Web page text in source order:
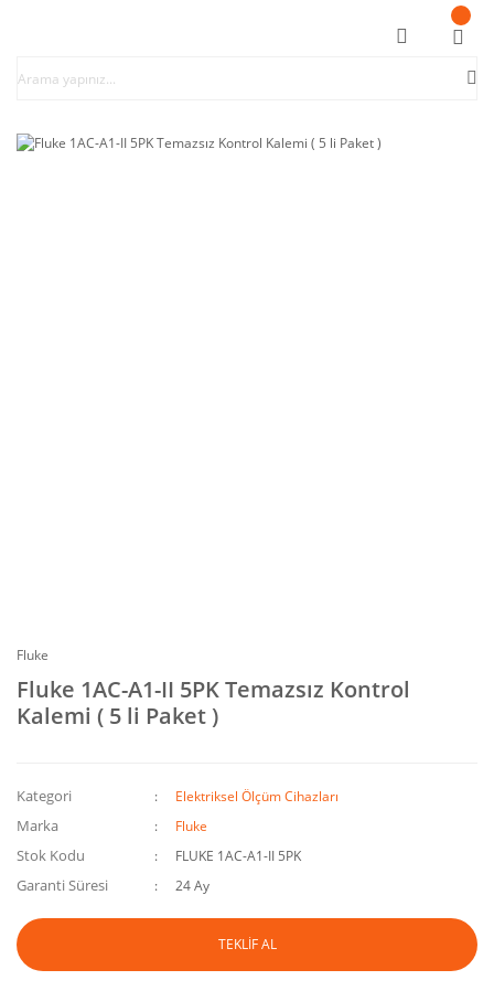
Fluke
Fluke 1AC-A1-II 5PK Temazsız Kontrol
Kalemi ( 5 li Paket )
Kategori Elektriksel Ölçüm Cihazları
Marka Fluke
Stok Kodu FLUKE 1AC-A1-II 5PK
Garanti Süresi 24 Ay
TEKLİF AL